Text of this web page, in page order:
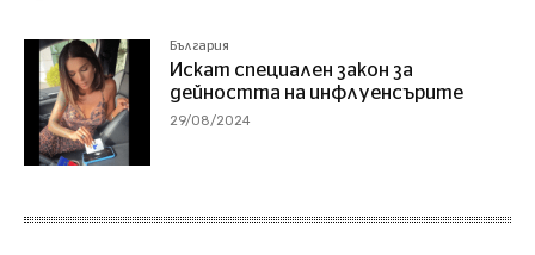
България
Искат специален закон за
дейността на инфлуенсърите
29/08/2024